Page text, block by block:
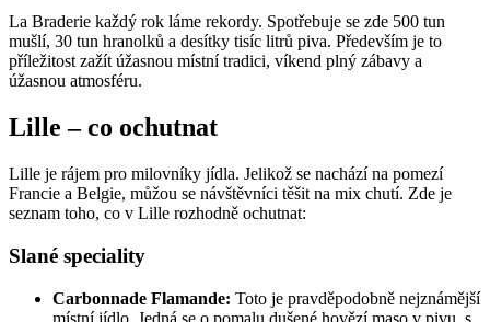
La Braderie každý rok láme rekordy. Spotřebuje se zde 500 tun
mušlí, 30 tun hranolků a desítky tisíc litrů piva. Především je to
příležitost zažít úžasnou místní tradici, víkend plný zábavy a
úžasnou atmosféru.
Lille – co ochutnat
Lille je rájem pro milovníky jídla. Jelikož se nachází na pomezí
Francie a Belgie, můžou se návštěvníci těšit na mix chutí. Zde je
seznam toho, co v Lille rozhodně ochutnat:
Slané speciality
Carbonnade Flamande: Toto je pravděpodobně nejznámější
místní jídlo. Jedná se o pomalu dušené hovězí maso v pivu, s